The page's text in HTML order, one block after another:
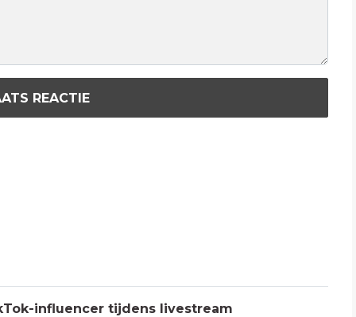
REACTIE
influencer tijdens livestream